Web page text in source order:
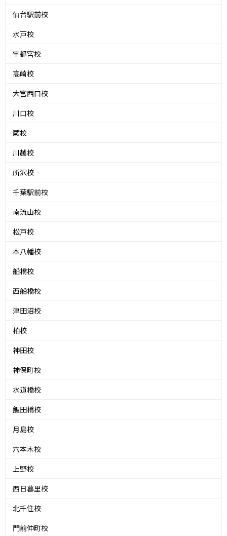
仙台駅前校
水戸校
宇都宮校
高崎校
大宮西口校
川口校
蕨校
川越校
所沢校
千葉駅前校
南流山校
松戸校
本八幡校
船橋校
西船橋校
津田沼校
柏校
神田校
神保町校
水道橋校
飯田橋校
月島校
六本木校
上野校
西日暮里校
北千住校
門前仲町校